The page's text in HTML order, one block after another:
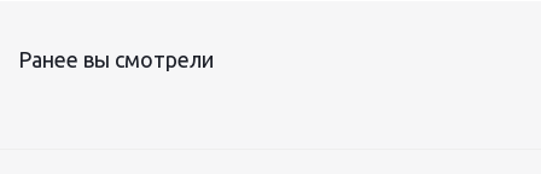
Ранее вы смотрели